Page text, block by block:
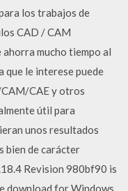
los trabajos de
CAD / CAM
mucho tiempo al
que le interese puede
CAE y otros
útil para
unos resultados
bien de carácter
Revision 980bf90 is
download for Windows